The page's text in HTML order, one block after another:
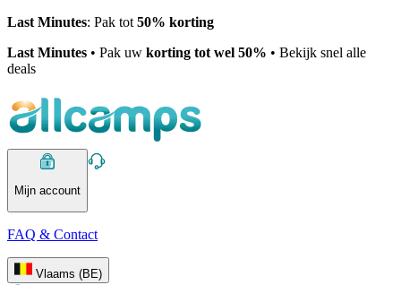
Last Minutes: Pak tot 50% korting
Last Minutes • Pak uw korting tot wel 50% • Bekijk snel alle
deals
Mijn account
FAQ & Contact
Vlaams (BE)